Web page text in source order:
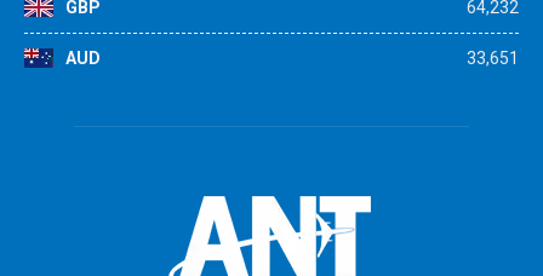
GBP 64,232
AUD 33,651